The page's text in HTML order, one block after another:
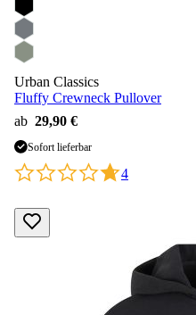
Urban Classics
Fluffy Crewneck Pullover
ab 29,90 €
Sofort lieferbar
4